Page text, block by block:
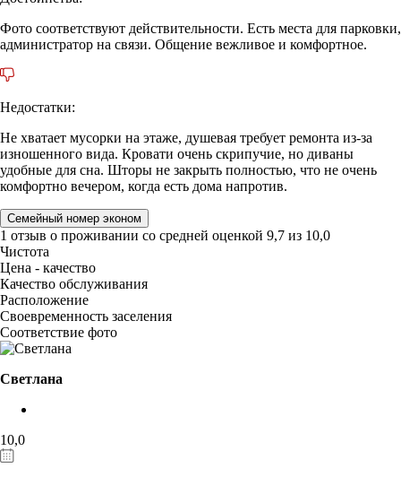
Фото соответствуют действительности. Есть места для парковки,
администратор на связи. Общение вежливое и комфортное.
Недостатки:
Не хватает мусорки на этаже, душевая требует ремонта из-за
изношенного вида. Кровати очень скрипучие, но диваны
удобные для сна. Шторы не закрыть полностью, что не очень
комфортно вечером, когда есть дома напротив.
Семейный номер эконом
1 отзыв о проживании со средней оценкой 9,7 из 10,0
Чистота
Цена - качество
Качество обслуживания
Расположение
Своевременность заселения
Соответствие фото
Светлана
10,0